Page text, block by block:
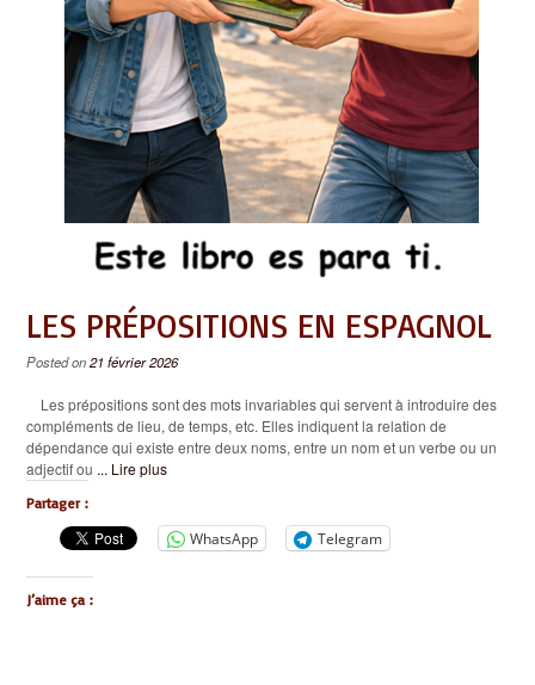
LES PRÉPOSITIONS EN ESPAGNOL
Posted on21 février 2026
Les prépositions sont des mots invariables qui servent à introduire des
compléments de lieu, de temps, etc. Elles indiquent la relation de
dépendance qui existe entre deux noms, entre un nom et un verbe ou un
adjectif ou ... Lire plus
Partager :
WhatsApp Telegram
J’aime ça :